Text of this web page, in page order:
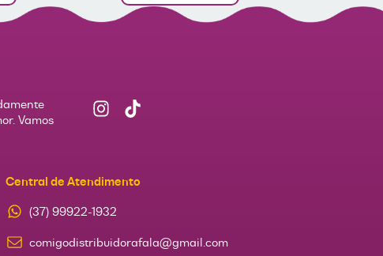
Vamos
Central de Atendimento
(37) 99922-1932
comigodistribuidorafala@gmail.com